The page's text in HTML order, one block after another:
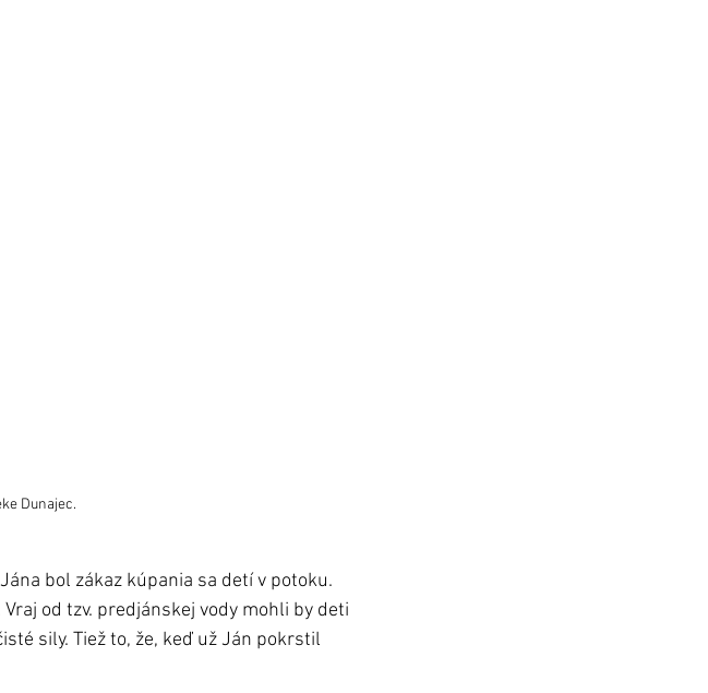
Dunajec.
bol zákaz kúpania sa detí v potoku.
od tzv. predjánskej vody mohli by deti
sily. Tiež to, že, keď už Ján pokrstil